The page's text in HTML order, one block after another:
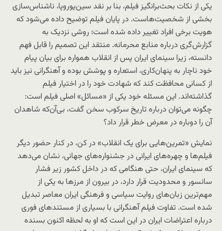
یکی از نکات بحث‌برانگیز فیلم، بنا بر نقد سین‌یوروپا، ناشناس‌سازی
بخشی از شخصیت‌هاست. در پایان فیلم توضیح داده می‌شود که
هویت برخی افراد تغییر داده شده است؛ روشی نزدیک به
گزارش‌گری درباره منابع محرمانه. منتقد این تصمیم را قابل فهم
دانسته، زیرا سینمای ایران پس از انقلاب همواره برای بیان پیام
خود ناچار به پنهان‌کاری، استعاره و پوشش بوده و آهنگرانی نیز باید
از کسانی محافظت کند که شهادت خود را در اختیار فیلم
گذاشته‌اند. این مسئله خود یکی از «مسائل» اصلی فیلم است:
چگونه می‌توان درباره تاریخ سرکوب سخن گفت، بی‌آن‌که شاهدان
آن را دوباره در معرض خطر قرار داد؟
نمایش «تمرین‌هایی برای یک انقلاب» در کن، در کنار حضور دیگر
فیلم‌ها و چهره‌های ایرانی در جشنواره‌های جهانی، نشان می‌دهد
که سینمای ایران، حتی هنگامی که در داخل کشور زیر فشار
سانسور و محدودیت قرار دارد، در بیرون از مرزها به یکی از
مهم‌ترین زبان‌های روایت سیاسی و فرهنگی ایران معاصر تبدیل
شده است. تفاوت فیلم آهنگرانی با بسیاری از مستندهای فوری
درباره اعتراضات ایران در این است که او به لحظه اکنون بسنده